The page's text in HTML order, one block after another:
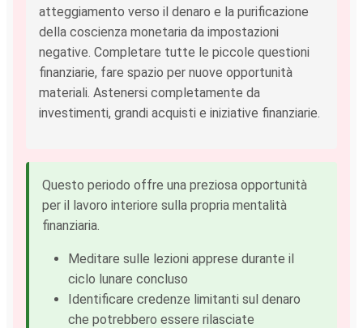
atteggiamento verso il denaro e la purificazione
della coscienza monetaria da impostazioni
negative. Completare tutte le piccole questioni
finanziarie, fare spazio per nuove opportunità
materiali. Astenersi completamente da
investimenti, grandi acquisti e iniziative finanziarie.
Questo periodo offre una preziosa opportunità
per il lavoro interiore sulla propria mentalità
finanziaria.
Meditare sulle lezioni apprese durante il
ciclo lunare concluso
Identificare credenze limitanti sul denaro
che potrebbero essere rilasciate